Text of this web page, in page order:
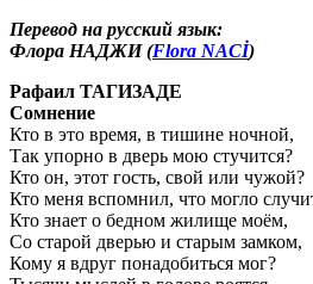
Перевод на русский язык:
Флора НАДЖИ (Flora NACİ)
Рафаил ТАГИЗАДЕ
Сомнение
Кто в это время, в тишине ночной,
Так упорно в дверь мою стучится?
Кто он, этот гость, свой или чужой?
Кто меня вспомнил, что могло
Кто знает о бедном жилище моём,
Со старой дверью и старым замком,
Кому я вдруг понадобиться мог?